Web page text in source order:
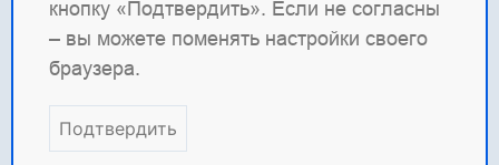
кнопку «Подтвердить». Если не согласны
– вы можете поменять настройки своего
браузера.
Подтвердить
Наша отдельная гордость — веб-сервер с
открытым кодом
nginx и призван превзойти функциональность